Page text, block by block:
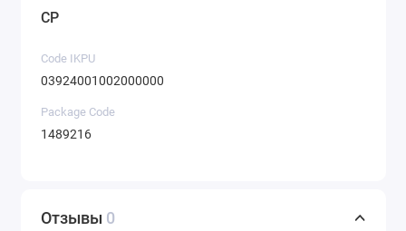
CP
Code IKPU
03924001002000000
Package Code
1489216
Отзывы 0